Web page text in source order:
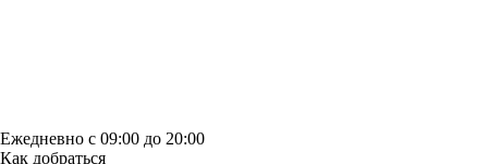
Ежедневно с 09:00 до 20:00
Как добраться